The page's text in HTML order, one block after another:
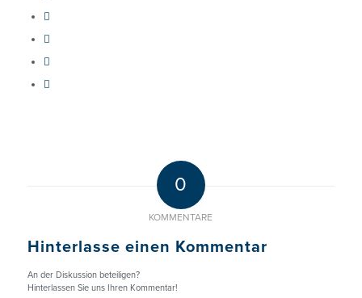
0
KOMMENTARE
Hinterlasse einen Kommentar
An der Diskussion beteiligen?
Hinterlassen Sie uns Ihren Kommentar!